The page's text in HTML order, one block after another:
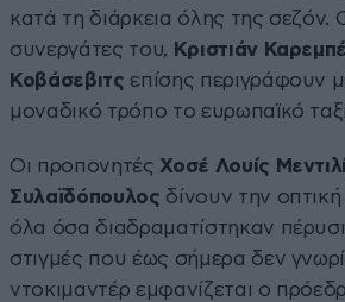
κατά τη διάρκεια όλης της σεζόν.
συνεργάτες του, Κριστιάν
Κοβάσεβιτς επίσης περιγράφουν
μοναδικό τρόπο το ευρωπαϊκό
Οι προπονητές Χοσέ Λουίς
Συλαϊδόπουλος δίνουν την
όλα όσα διαδραματίστηκαν
στιγμές που έως σήμερα δεν
ντοκιμαντέρ εμφανίζεται ο